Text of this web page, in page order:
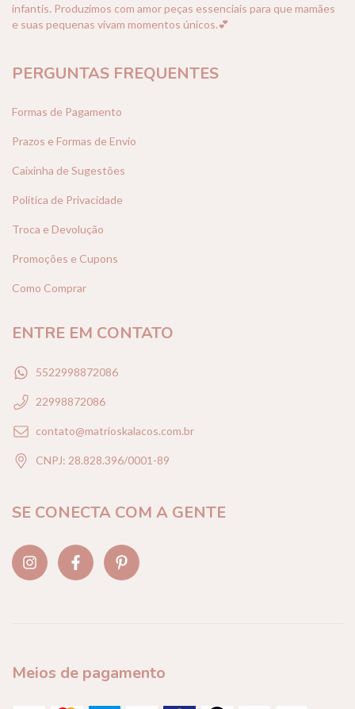
infantis. Produzimos com amor peças essenciais para que mamães
e suas pequenas vivam momentos únicos.💕
PERGUNTAS FREQUENTES
Formas de Pagamento
Prazos e Formas de Envio
Caixinha de Sugestões
Política de Privacidade
Troca e Devolução
Promoções e Cupons
Como Comprar
ENTRE EM CONTATO
5522998872086
22998872086
contato@matrioskalacos.com.br
CNPJ: 28.828.396/0001-89
SE CONECTA COM A GENTE
Meios de pagamento